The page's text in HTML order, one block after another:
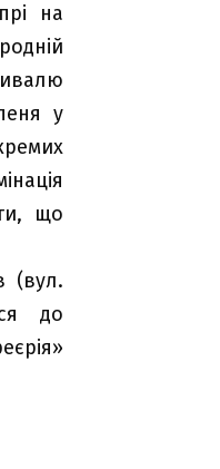
на
у
що
(вул.
до